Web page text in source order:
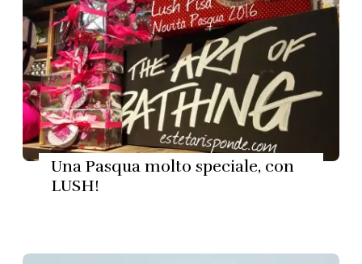
Una Pasqua molto speciale, con
LUSH!